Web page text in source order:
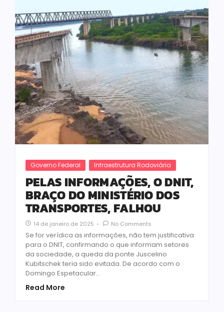
Governo Federal Infraestrutura Rodoviária
PELAS INFORMAÇÕES, O DNIT,
BRAÇO DO MINISTÉRIO DOS
TRANSPORTES, FALHOU
14 de janeiro de 2025 - No Comments
Se for verídica as informações, não tem justificativa
para o DNIT, confirmando o que informam setores
da sociedade, a queda da ponte Juscelino
Kubitschek teria sido evitada. De acordo com o
Domingo Espetacular...
Read More